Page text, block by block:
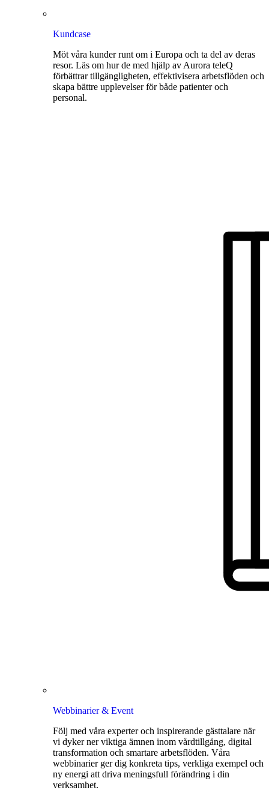
Kundcase
Möt våra kunder runt om i Europa och ta del av deras
resor. Läs om hur de med hjälp av Aurora teleQ
förbättrar tillgängligheten, effektivisera arbetsflöden och
skapa bättre upplevelser för både patienter och
personal.
Webbinarier & Event
Följ med våra experter och inspirerande gästtalare när
vi dyker ner viktiga ämnen inom vårdtillgång, digital
transformation och smartare arbetsflöden. Våra
webbinarier ger dig konkreta tips, verkliga exempel och
ny energi att driva meningsfull förändring i din
verksamhet.